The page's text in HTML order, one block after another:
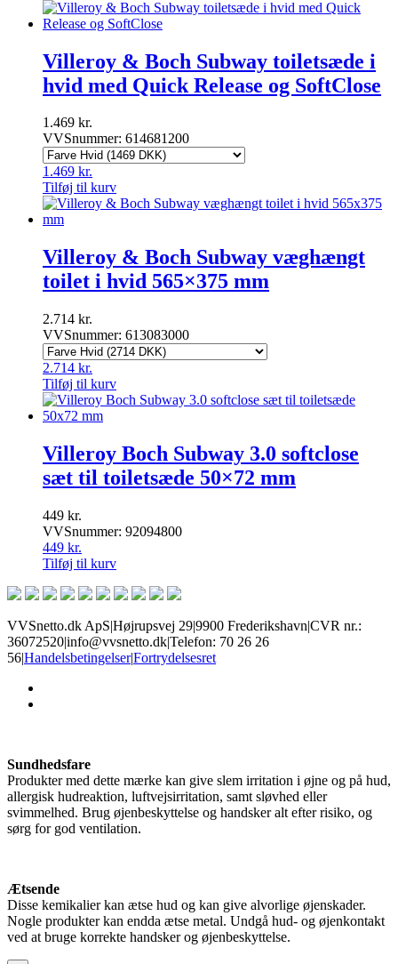
Villeroy & Boch Subway toiletsæde i
hvid med Quick Release og SoftClose
1.469 kr.
VVSnummer: 614681200
1.469 kr.
Tilføj til kurv
Villeroy & Boch Subway væghængt
toilet i hvid 565×375 mm
2.714 kr.
VVSnummer: 613083000
2.714 kr.
Tilføj til kurv
Villeroy Boch Subway 3.0 softclose
sæt til toiletsæde 50×72 mm
449 kr.
VVSnummer: 92094800
449 kr.
Tilføj til kurv
VVSnetto.dk ApS|Højrupsvej 29|9900 Frederikshavn|CVR nr.:
36072520|info@vvsnetto.dk|Telefon: 70 26 26
56|Handelsbetingelser|Fortrydelsesret
Sundhedsfare
Produkter med dette mærke kan give slem irritation i øjne og på hud,
allergisk hudreaktion, luftvejsirritation, samt sløvhed eller
svimmelhed. Brug øjenbeskyttelse og handsker alt efter risiko, og
sørg for god ventilation.
Ætsende
Disse kemikalier kan ætse hud og kan give alvorlige øjenskader.
Nogle produkter kan endda ætse metal. Undgå hud- og øjenkontakt
ved at bruge korrekte handsker og øjenbeskyttelse.